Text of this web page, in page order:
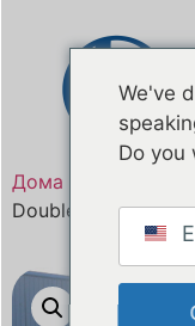
Дома
Double Decker
We've
Do you